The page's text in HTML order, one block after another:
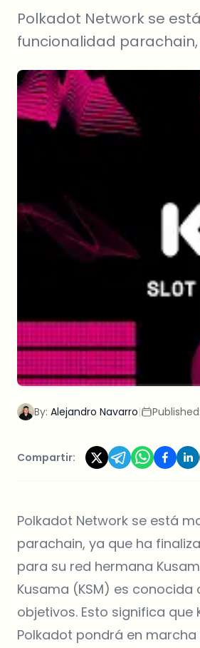
Polkadot Network se
funcionalidad
By: Alejandro Navarro| Published:
Compartir:
Polkadot Network se está
parachain, ya que ha
para su red hermana
Kusama (KSM) es
objetivos. Esto significa
Polkadot pondrá en